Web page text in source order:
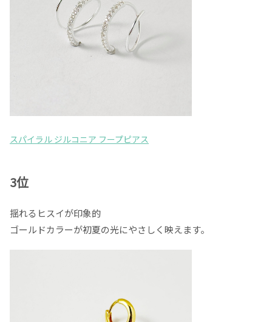
スパイラル ジルコニア フープピアス
3位
揺れるヒスイが印象的
ゴールドカラーが初夏の光にやさしく映えます。